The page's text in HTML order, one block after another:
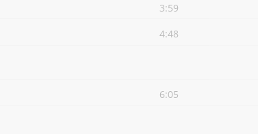
3:59
4:48
6:05